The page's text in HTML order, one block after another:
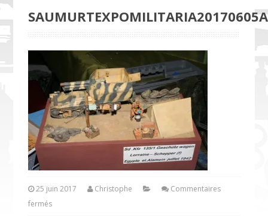
25 juin 2017 Christophe
Commentaires
fermés